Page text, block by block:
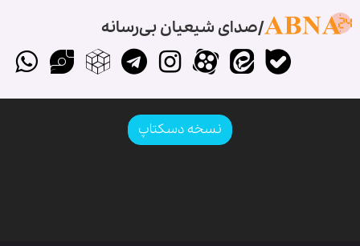
صدای شیعیان بی‌رسانه
نسخه دسکتاپ